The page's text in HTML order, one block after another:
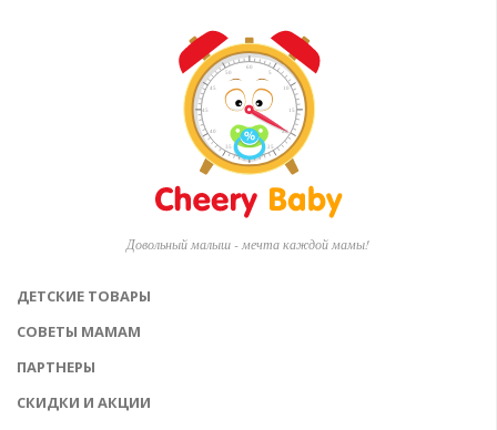
Довольный малыш - мечта каждой мамы!
ДЕТСКИЕ ТОВАРЫ
СОВЕТЫ МАМАМ
ПАРТНЕРЫ
СКИДКИ И АКЦИИ